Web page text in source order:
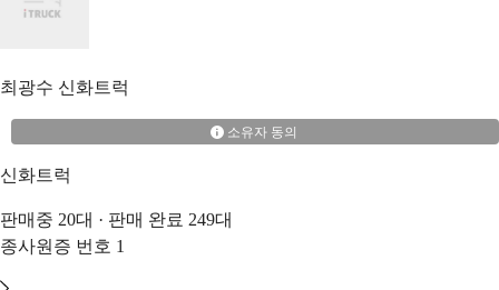
최광수 신화트럭
소유자 동의
신화트럭
판매중 20대 · 판매 완료 249대
종사원증 번호 1